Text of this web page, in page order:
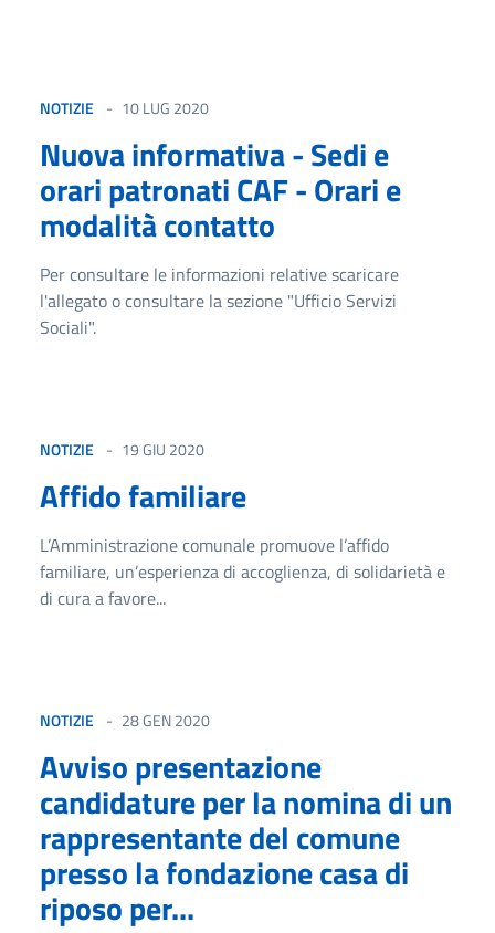
NOTIZIE 10 LUG 2020
Nuova informativa - Sedi e
orari patronati CAF - Orari e
modalità contatto
Per consultare le informazioni relative scaricare
l'allegato o consultare la sezione "Ufficio Servizi
Sociali".
NOTIZIE 19 GIU 2020
Affido familiare
L’Amministrazione comunale promuove l’affido
familiare, un’esperienza di accoglienza, di solidarietà e
di cura a favore...
NOTIZIE 28 GEN 2020
Avviso presentazione
candidature per la nomina di un
rappresentante del comune
presso la fondazione casa di
riposo per...